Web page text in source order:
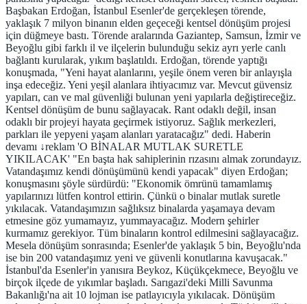
Başbakan Erdoğan, İstanbul Esenler'de gerçekleşen törende,
yaklaşık 7 milyon binanın elden geçeceği kentsel dönüşüm projesi
için düğmeye bastı. Törende aralarında Gaziantep, Samsun, İzmir ve
Beyoğlu gibi farklı il ve ilçelerin bulunduğu sekiz ayrı yerle canlı
bağlantı kurularak, yıkım başlatıldı. Erdoğan, törende yaptığı
konuşmada, "Yeni hayat alanlarını, yeşile önem veren bir anlayışla
inşa edeceğiz. Yeni yeşil alanlara ihtiyacımız var. Mevcut güvensiz
yapıları, can ve mal güvenliği bulunan yeni yapılarla değiştireceğiz.
Kentsel dönüşüm de bunu sağlayacak. Rant odaklı değil, insan
odaklı bir projeyi hayata geçirmek istiyoruz. Sağlık merkezleri,
parkları ile yepyeni yaşam alanları yaratacağız" dedi. Haberin
devamı ↓reklam 'O BİNALAR MUTLAK SURETLE
YIKILACAK' "En başta hak sahiplerinin rızasını almak zorundayız.
Vatandaşımız kendi dönüşümünü kendi yapacak" diyen Erdoğan;
konuşmasını şöyle sürdürdü: "Ekonomik ömrünü tamamlamış
yapılarınızı lütfen kontrol ettirin. Çünkü o binalar mutlak suretle
yıkılacak. Vatandaşımızın sağlıksız binalarda yaşamaya devam
etmesine göz yumamayız, yummayacağız. Modern şehirler
kurmamız gerekiyor. Tüm binaların kontrol edilmesini sağlayacağız.
Mesela dönüşüm sonrasında; Esenler'de yaklaşık 5 bin, Beyoğlu'nda
ise bin 200 vatandaşımız yeni ve güvenli konutlarına kavuşacak."
İstanbul'da Esenler'in yanısıra Beykoz, Küçükçekmece, Beyoğlu ve
birçok ilçede de yıkımlar başladı. Sarıgazi'deki Milli Savunma
Bakanlığı'na ait 10 lojman ise patlayıcıyla yıkılacak. Dönüşüm